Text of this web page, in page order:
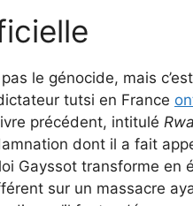
le génocide, mais
tutsi en France
précédent, intitulé
dont il a fait
Gayssot transforme en
sur un massacre